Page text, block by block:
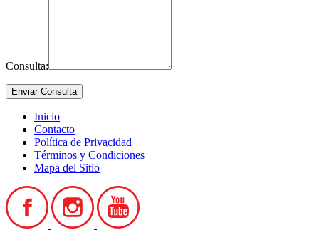
Consulta:
Inicio
Contacto
Política de Privacidad
Términos y Condiciones
Mapa del Sitio